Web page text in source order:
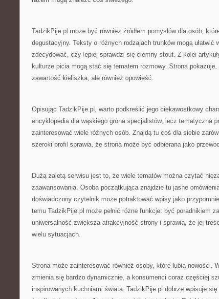
TadzikPije.pl może być również źródłem pomysłów dla osób,
degustacyjny. Teksty o różnych rodzajach trunków mogą ułatwić
zdecydować, czy lepiej sprawdzi się ciemny stout. Z kolei
kulturze picia mogą stać się tematem rozmowy. Strona
zawartość kieliszka, ale również opowieść.
Opisując TadzikPije.pl, warto podkreślić jego ciekawostkowy
encyklopedia dla wąskiego grona specjalistów, lecz tematyczna
zainteresować wiele różnych osób. Znajdą tu coś dla siebie
szeroki profil sprawia, że strona może być odbierana jako
Dużą zaletą serwisu jest to, że wiele tematów można czytać
zaawansowania. Osoba początkująca znajdzie tu jasne
doświadczony czytelnik może potraktować wpisy jako
temu TadzikPije.pl może pełnić różne funkcje: być poradnikiem
uniwersalność zwiększa atrakcyjność strony i sprawia, że jej
wielu sytuacjach.
Strona może zainteresować również osoby, które lubią nowości.
zmienia się bardzo dynamicznie, a konsumenci coraz częściej
inspirowanych kuchniami świata. TadzikPije.pl dobrze wpisuje